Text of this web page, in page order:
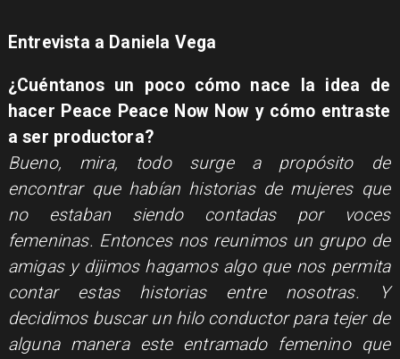
Entrevista a Daniela Vega
¿Cuéntanos un poco cómo nace la idea de
hacer Peace Peace Now Now y cómo entraste
a ser productora?
Bueno, mira, todo surge a propósito de
encontrar que habían historias de mujeres que
no estaban siendo contadas por voces
femeninas. Entonces nos reunimos un grupo de
amigas y dijimos hagamos algo que nos permita
contar estas historias entre nosotras. Y
decidimos buscar un hilo conductor para tejer de
alguna manera este entramado femenino que